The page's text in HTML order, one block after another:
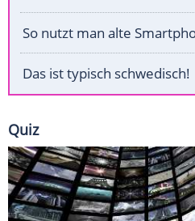
So nutzt man alte
Das ist typisch schwedisch!
Quiz